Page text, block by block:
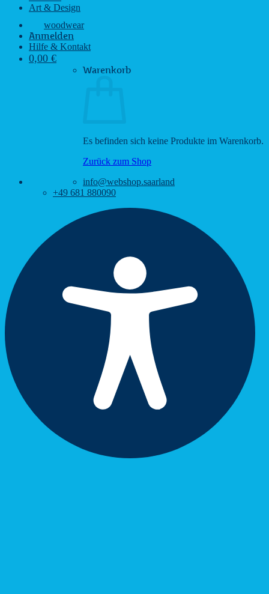
Art & Design
woodwear
Anmelden
Hilfe & Kontakt
0,00 €
Warenkorb
Es befinden sich keine Produkte im Warenkorb.
Zurück zum Shop
info@webshop.saarland
+49 681 880090